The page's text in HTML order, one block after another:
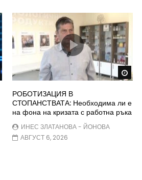
Watch Later
РОБОТИЗАЦИЯ В
СТОПАНСТВАТА: Необходима ли е
на фона на кризата с работна ръка
ИНЕС ЗЛАТАНОВА - ЙОНОВА
АВГУСТ 6, 2026